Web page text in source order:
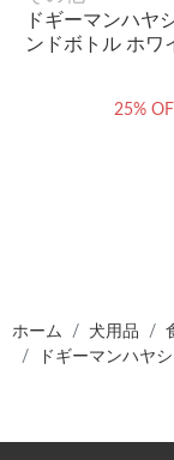
ドギーマンハヤ
ンドボトル ホワ
25%
ホーム 犬用品
ドギーマンハヤ